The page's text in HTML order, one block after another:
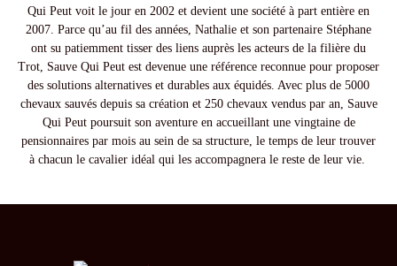
Qui Peut voit le jour en 2002 et devient une société à part entière en
2007. Parce qu’au fil des années, Nathalie et son partenaire Stéphane
ont su patiemment tisser des liens auprès les acteurs de la filière du
Trot, Sauve Qui Peut est devenue une référence reconnue pour proposer
des solutions alternatives et durables aux équidés. Avec plus de 5000
chevaux sauvés depuis sa création et 250 chevaux vendus par an, Sauve
Qui Peut poursuit son aventure en accueillant une vingtaine de
pensionnaires par mois au sein de sa structure, le temps de leur trouver
à chacun le cavalier idéal qui les accompagnera le reste de leur vie.